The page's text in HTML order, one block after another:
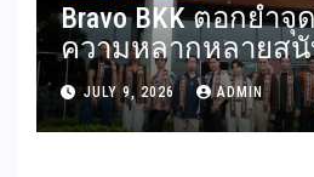
Bravo BKK ตอกย้ำ
ความหลากหลายส
Mister Gay Thailand
ส่งต่อแรงบันดาลใจ
เทียมสู่สังคม
JULY 9, 2026 ADMIN